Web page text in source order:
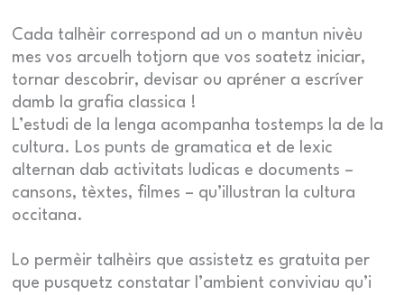
Cada talhèir correspond ad un o mantun nivèu
mes vos arcuelh totjorn que vos soatetz iniciar,
tornar descobrir, devisar ou apréner a escríver
damb la grafia classica !
L’estudi de la lenga acompanha tostemps la de la
cultura. Los punts de gramatica et de lexic
alternan dab activitats ludicas e documents –
cansons, tèxtes, filmes – qu’illustran la cultura
occitana.
Lo permèir talhèirs que assistetz es gratuita per
que pusquetz constatar l’ambient conviviau qu’i